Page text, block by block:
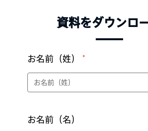
資料をダウンロ
お名前（姓）
お名前（名）